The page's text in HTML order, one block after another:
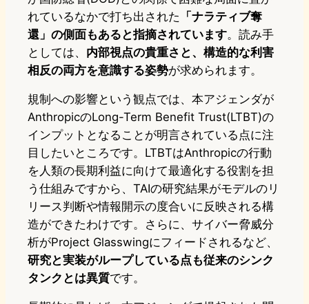
れているなかで打ち出された 「ナラティブ奪
還」の側面もあると指摘されています。読み手
としては、 内部視点の貴重さと、構造的な利害
相反の両方を意識する姿勢が求められます。
規制への影響という観点では、本アジェンダが
AnthropicのLong-Term Benefit Trust(LTBT)の
インプットとなることが明言されている点に注
目したいところです。LTBTはAnthropicの行動
を人類の長期利益に向けて最適化する役割を担
う仕組みですから、TAIの研究結果がモデルのリ
リース判断や情報開示の度合いに反映される構
造ができたわけです。さらに、サイバー脅威分
析がProject Glasswingにフィードされるなど、
研究と実装がループしている点も従来のシンク
タンクとは異質です。